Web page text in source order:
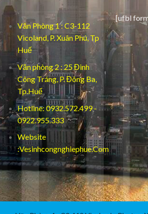
Văn Phòng 1 : C3-112
Vicoland, P. Xuân Phú, Tp
Huế
Văn phòng 2 : 25 Đinh
Công Tráng, P. Đông Ba,
Tp.Huế
Hotline: 0932.572.499 -
0922.955.333
Website
:Vesinhcongnghiephue.Com
[ufbl